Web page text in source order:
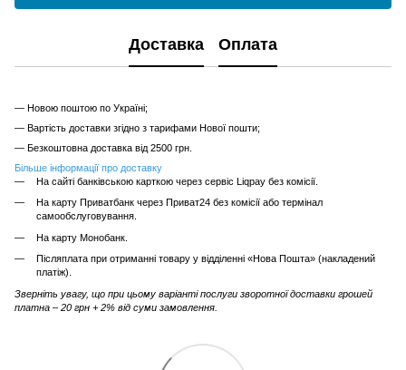
Доставка Оплата
— Новою поштою по Україні;
— Вартість доставки згідно з тарифами Нової пошти;
— Безкоштовна доставка від 2500 грн.
Більше інформації про доставку
На сайті банківською карткою через сервіс Liqpay без комісії.
На карту Приватбанк через Приват24 без комісії або термінал
самообслуговування.
На карту Монобанк.
Післяплата при отриманні товару у відділенні «Нова Пошта» (накладений
платіж).
Зверніть увагу, що при цьому варіанті послуги зворотної доставки грошей
платна – 20 грн + 2% від суми замовлення.